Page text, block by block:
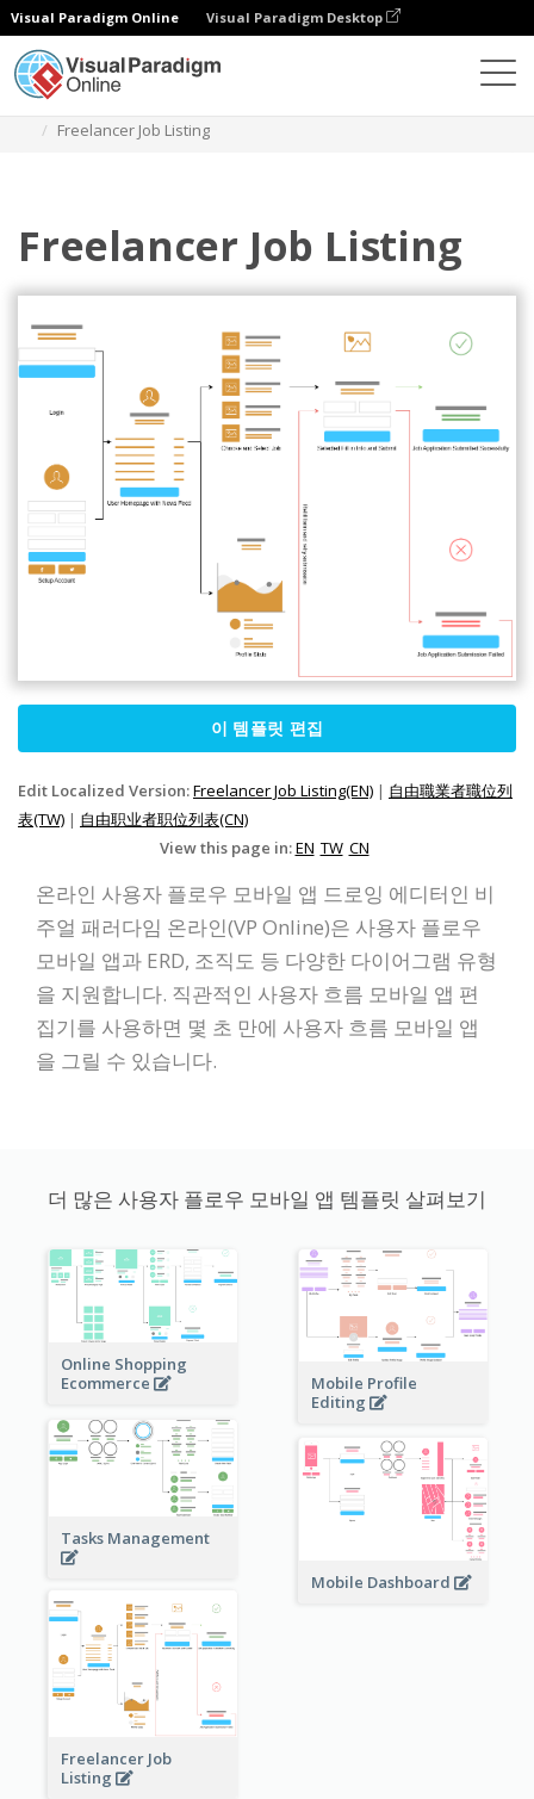
Visual Paradigm Online Visual Paradigm Desktop
Freelancer Job Listing
Freelancer Job Listing
이 템플릿 편집
Edit Localized Version:Freelancer Job Listing(EN) | 自由職業者職位列
表(TW) | 自由职业者职位列表(CN)
View this page in:EN TW CN
온라인 사용자 플로우 모바일 앱 드로잉 에디터인 비
주얼 패러다임 온라인(VP Online)은 사용자 플로우
모바일 앱과 ERD, 조직도 등 다양한 다이어그램 유형
을 지원합니다. 직관적인 사용자 흐름 모바일 앱 편
집기를 사용하면 몇 초 만에 사용자 흐름 모바일 앱
을 그릴 수 있습니다.
더 많은 사용자 플로우 모바일 앱 템플릿 살펴보기
Online Shopping
Ecommerce
Mobile Profile
Editing
Tasks Management
Mobile Dashboard
Freelancer Job
Listing